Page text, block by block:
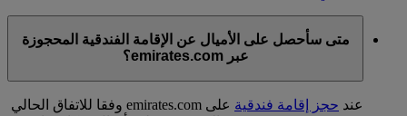
متى سأحصل على الأميال عن الإقامة الفندقية المحجوزة
عبر emirates.com؟
عند حجز إقامة فندقية
على emirates.com وفقا للاتفاق الحالي